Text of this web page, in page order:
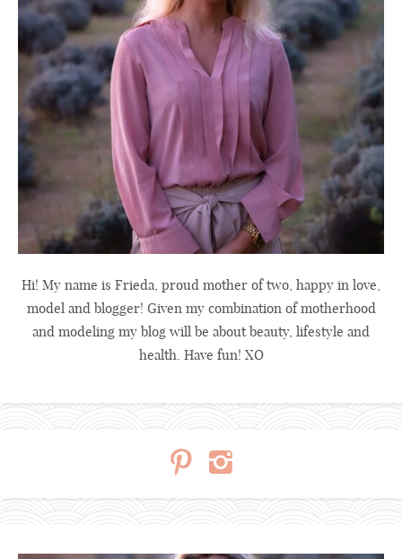
Hi! My name is Frieda, proud mother of two, happy in love,
model and blogger! Given my combination of motherhood
and modeling my blog will be about beauty, lifestyle and
health. Have fun! XO